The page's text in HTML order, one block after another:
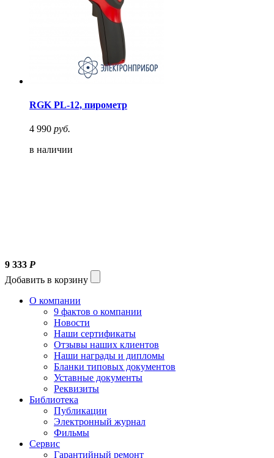
RGK PL-12, пирометр
4 990 руб.
в наличии
9 333 Р
Добавить в корзину
О компании
9 фактов о компании
Новости
Наши сертификаты
Отзывы наших клиентов
Наши награды и дипломы
Бланки типовых документов
Уставные документы
Реквизиты
Библиотека
Публикации
Электронный журнал
Фильмы
Сервис
Гарантийный ремонт